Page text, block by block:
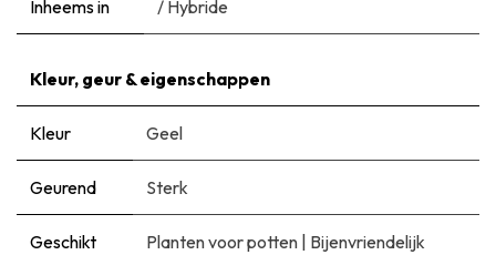
Inheems in / Hybride
Kleur, geur & eigenschappen
Kleur Geel
Geurend Sterk
Geschikt
Planten voor potten | Bijenvriendelijk